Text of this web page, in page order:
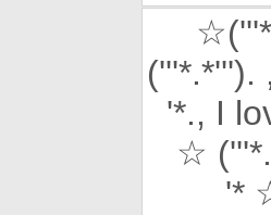
('''*.*''').
'*., I
☆
'*